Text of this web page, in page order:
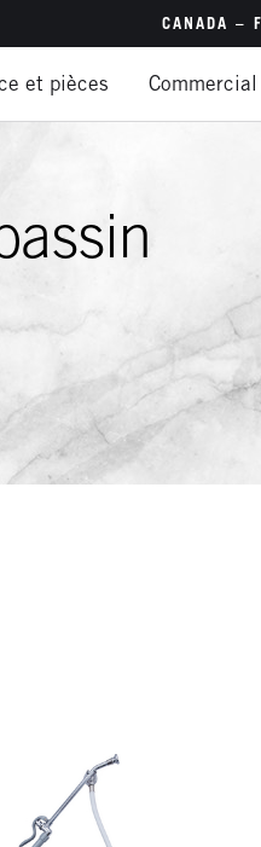
CANADA –
Chine
Inde
et pièces Commercial